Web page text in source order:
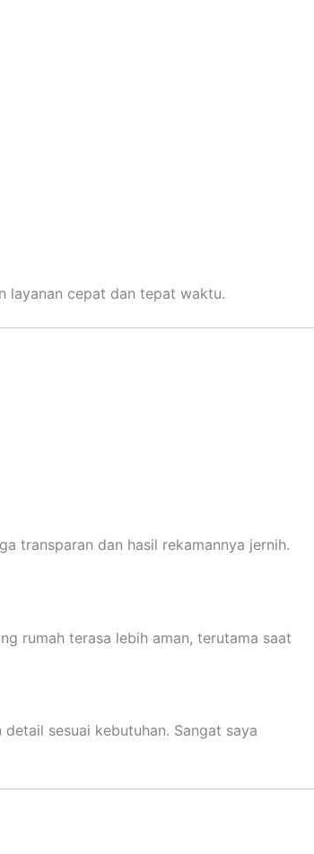
layanan cepat dan tepat waktu.
transparan dan hasil rekamannya jernih.
rumah terasa lebih aman, terutama saat
sesuai kebutuhan. Sangat saya